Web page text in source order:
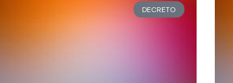
DECRETO